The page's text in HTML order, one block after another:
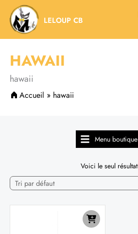
Aller
contenu
LELOUP CB
HAWAII
hawaii
Accueil » hawaii
Menu boutique
Voici le seul résultat